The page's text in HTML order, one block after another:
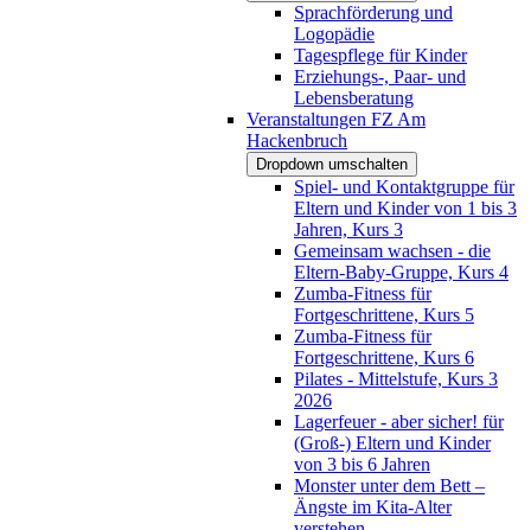
Sprachförderung und
Logopädie
Tagespflege für Kinder
Erziehungs-, Paar- und
Lebensberatung
Veranstaltungen FZ Am
Hackenbruch
Dropdown umschalten
Spiel- und Kontaktgruppe für
Eltern und Kinder von 1 bis 3
Jahren, Kurs 3
Gemeinsam wachsen - die
Eltern-Baby-Gruppe, Kurs 4
Zumba-Fitness für
Fortgeschrittene, Kurs 5
Zumba-Fitness für
Fortgeschrittene, Kurs 6
Pilates - Mittelstufe, Kurs 3
2026
Lagerfeuer - aber sicher! für
(Groß-) Eltern und Kinder
von 3 bis 6 Jahren
Monster unter dem Bett –
Ängste im Kita-Alter